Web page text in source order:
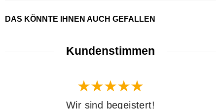
DAS KÖNNTE IHNEN AUCH GEFALLEN
Kundenstimmen
Wir sind begeistert!